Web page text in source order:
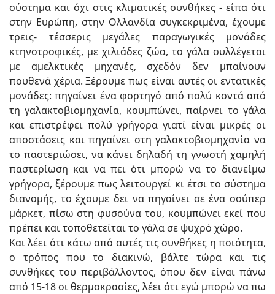
σύστημα και όχι στις κλιματικές συνθήκες - είπα ότι
στην Ευρώπη, στην Ολλανδία συγκεκριμένα, έχουμε
τρεις- τέσσερις μεγάλες παραγωγικές μονάδες
κτηνοτροφικές, με χιλιάδες ζώα, το γάλα συλλέγεται
με αμελκτικές μηχανές, σχεδόν δεν μπαίνουν
πουθενά χέρια. Ξέρουμε πως είναι αυτές οι εντατικές
μονάδες: πηγαίνει ένα φορτηγό από πολύ κοντά από
τη γαλακτοβιομηχανία, κουμπώνει, παίρνει το γάλα
και επιστρέφει πολύ γρήγορα γιατί είναι μικρές οι
αποστάσεις και πηγαίνει στη γαλακτοβιομηχανία να
το παστεριώσει, να κάνει δηλαδή τη γνωστή χαμηλή
παστερίωση και να πει ότι μπορώ να το διανείμω
γρήγορα, ξέρουμε πως λειτουργεί κι έτσι το σύστημα
διανομής, το έχουμε δει να πηγαίνει σε ένα σούπερ
μάρκετ, πίσω στη φυσούνα του, κουμπώνει εκεί που
πρέπει και τοποθετείται το γάλα σε ψυχρό χώρο.
Και λέει ότι κάτω από αυτές τις συνθήκες η ποιότητα,
ο τρόπος που το διακινώ, βάλτε τώρα και τις
συνθήκες του περιβάλλοντος, όπου δεν είναι πάνω
από 15-18 οι θερμοκρασίες, λέει ότι εγώ μπορώ να πω